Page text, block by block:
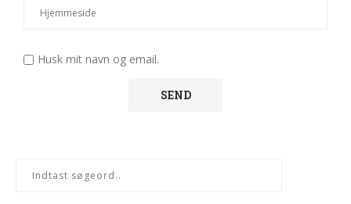
Husk mit navn og email.